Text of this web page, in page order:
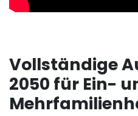
Vollständige
2050 für Ein-